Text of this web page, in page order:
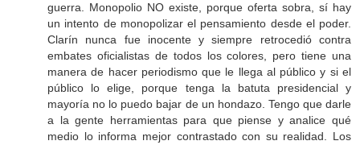
guerra. Monopolio NO existe, porque oferta sobra, sí hay
un intento de monopolizar el pensamiento desde el poder.
Clarín nunca fue inocente y siempre retrocedió contra
embates oficialistas de todos los colores, pero tiene una
manera de hacer periodismo que le llega al público y si el
público lo elige, porque tenga la batuta presidencial y
mayoría no lo puedo bajar de un hondazo. Tengo que darle
a la gente herramientas para que piense y analice qué
medio lo informa mejor contrastado con su realidad. Los